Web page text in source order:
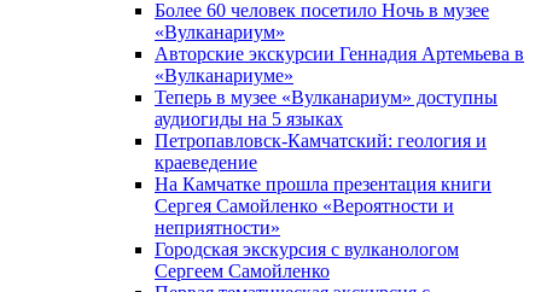
Более 60 человек посетило Ночь в музее
«Вулканариум»
Авторские экскурсии Геннадия Артемьева в
«Вулканариуме»
Теперь в музее «Вулканариум» доступны
аудиогиды на 5 языках
Петропавловск-Камчатский: геология и
краеведение
На Камчатке прошла презентация книги
Сергея Самойленко «Вероятности и
неприятности»
Городская экскурсия с вулканологом
Сергеем Самойленко